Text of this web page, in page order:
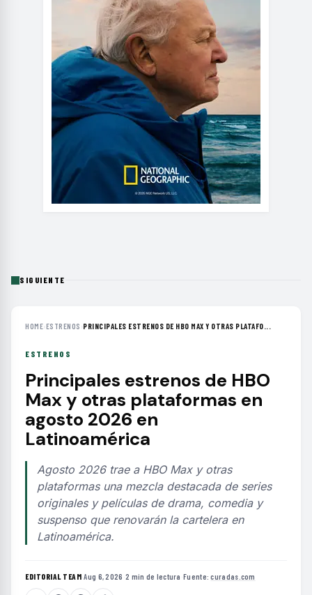
SIGUIENTE
HOME›ESTRENOS ›PRINCIPALES ESTRENOS DE HBO MAX Y OTRAS PLATAFO...
ESTRENOS
Principales estrenos de HBO
Max y otras plataformas en
agosto 2026 en
Latinoamérica
Agosto 2026 trae a HBO Max y otras
plataformas una mezcla destacada de series
originales y películas de drama, comedia y
suspenso que renovarán la cartelera en
Latinoamérica.
EDITORIAL TEAM·Aug 6, 2026 ·2 min de lectura ·Fuente:curadas.com